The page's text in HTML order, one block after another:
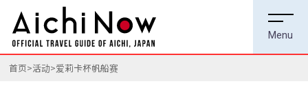
首页 活动 爱莉卡杯帆船赛